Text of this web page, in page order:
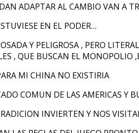
ADAPTAR AL CAMBIO VAN A
EN EL PODER…
Y PELIGROSA , PERO
, QUE BUSCAN EL MONOPOLIO
MI CHINA NO EXISTIRIA
COMUN DE LAS AMERICAS Y
INVIERTEN Y NOS